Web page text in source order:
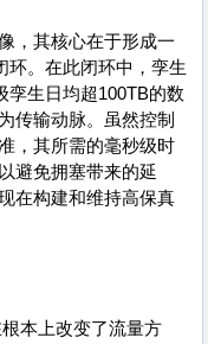
，其核心在于形成一
环。在此闭环中，孪生
孪生日均超100TB的数
传输动脉。虽然控制
，其所需的毫秒级时
避免拥塞带来的延
在构建和维持高保真
本上改变了流量方